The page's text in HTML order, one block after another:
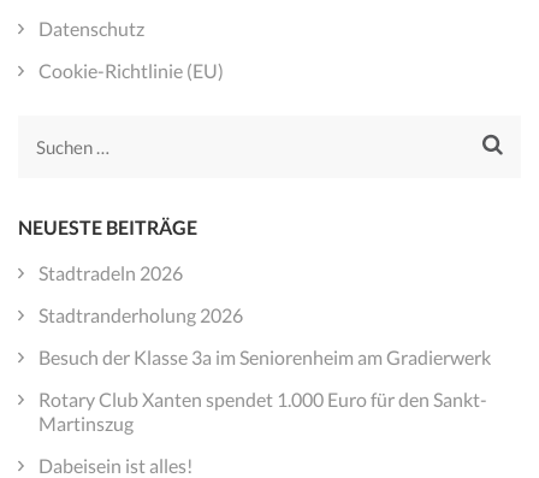
Datenschutz
Cookie-Richtlinie (EU)
Suchen
NEUESTE BEITRÄGE
Stadtradeln 2026
Stadtranderholung 2026
Besuch der Klasse 3a im Seniorenheim am Gradierwerk
Rotary Club Xanten spendet 1.000 Euro für den Sankt-
Martinszug
Dabeisein ist alles!